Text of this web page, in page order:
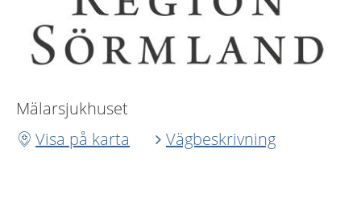
Mälarsjukhuset
Visa på karta
Vägbeskrivning